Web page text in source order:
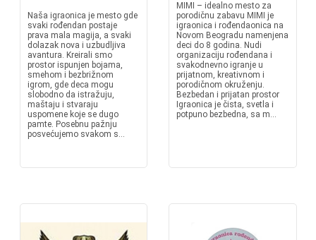
Naša igraonica je mesto gde
svaki rođendan postaje
prava mala magija, a svaki
dolazak nova i uzbudljiva
avantura. Kreirali smo
prostor ispunjen bojama,
smehom i bezbrižnom
igrom, gde deca mogu
slobodno da istražuju,
maštaju i stvaraju
uspomene koje se dugo
pamte. Posebnu pažnju
posvećujemo svakom s...
MIMI – idealno mesto za
porodičnu zabavu MIMI je
igraonica i rođendaonica na
Novom Beogradu namenjena
deci do 8 godina. Nudi
organizaciju rođendana i
svakodnevno igranje u
prijatnom, kreativnom i
porodičnom okruženju.
Bezbedan i prijatan prostor
Igraonica je čista, svetla i
potpuno bezbedna, sa m...